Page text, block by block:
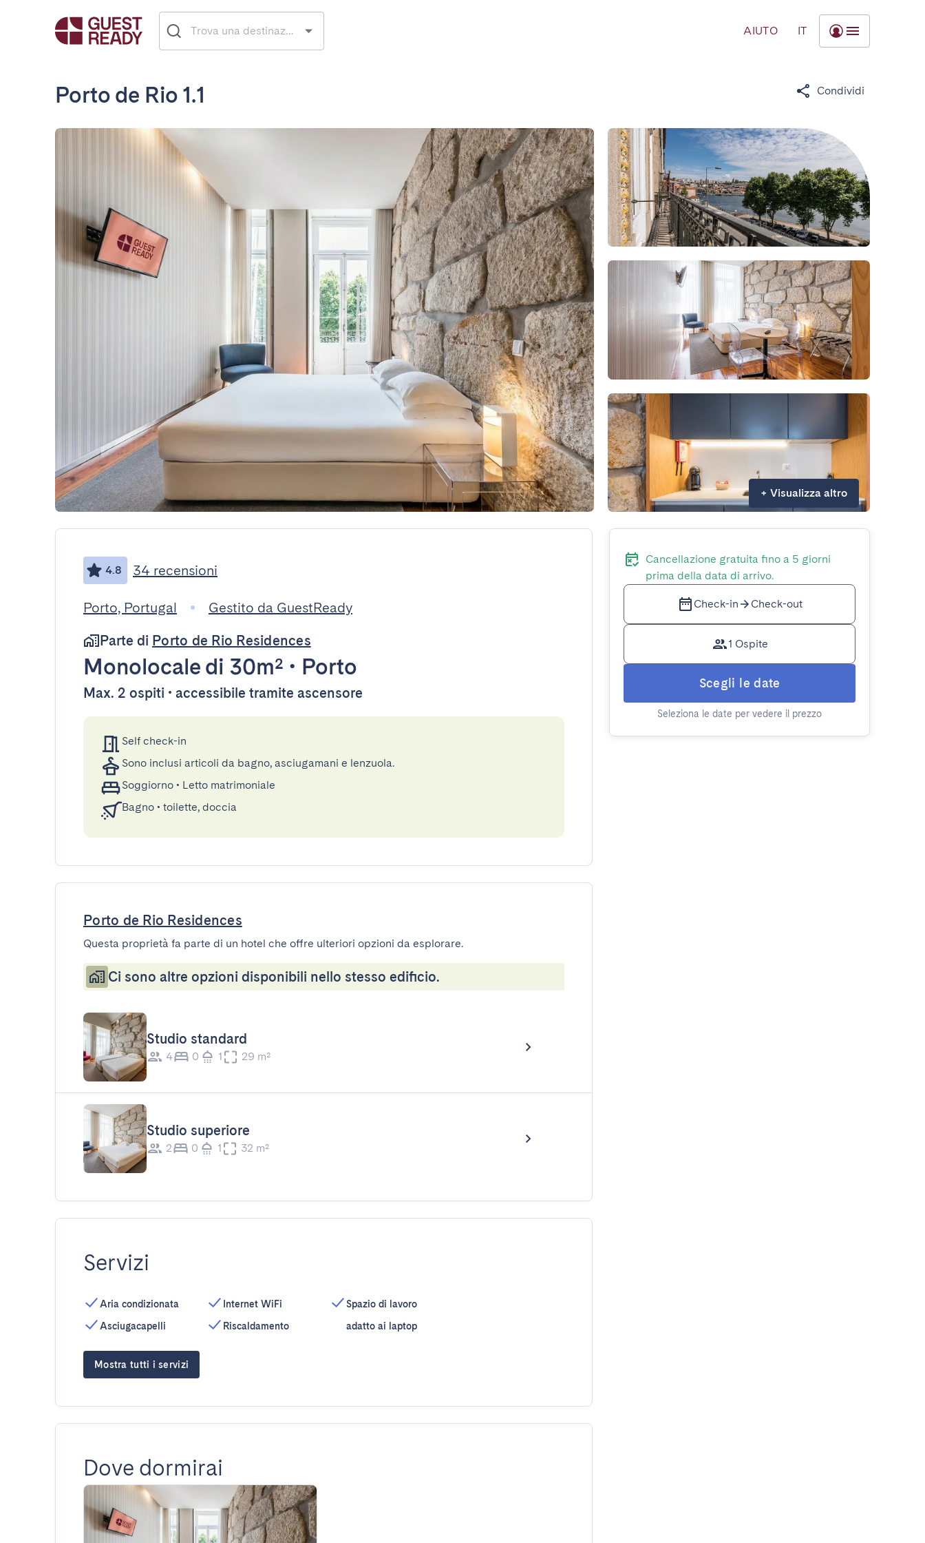
AIUTO IT
Porto de Rio 1.1 Condividi
+ Visualizza altro
4.8 34 recensioni
Porto, Portugal
Gestito da GuestReady
Parte di Porto de Rio Residences
Monolocale di 30m² • Porto
Max. 2 ospiti • accessibile tramite ascensore
Self check-in
Sono inclusi articoli da bagno, asciugamani e lenzuola.
Soggiorno • Letto matrimoniale
Bagno • toilette, doccia
Porto de Rio Residences
Questa proprietà fa parte di un hotel che offre ulteriori opzioni da esplorare.
Ci sono altre opzioni disponibili nello stesso edificio.
Studio standard
4 0 1 29 m²
Studio superiore
2 0 1 32 m²
Servizi
Aria condizionata
Asciugacapelli
Internet WiFi
Riscaldamento
Spazio di lavoro
adatto ai laptop
Mostra tutti i servizi
Dove dormirai
Cancellazione gratuita fino a 5 giorni
prima della data di arrivo.
Check-in Check-out
1 Ospite
Scegli le date
Seleziona le date per vedere il prezzo